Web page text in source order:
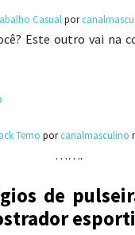
Casual por
Este outro vai na
Terno porcanalmasculino
…….
de